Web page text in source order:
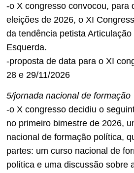
-o X congresso convocou, para
eleições de 2026, o XI
da tendência petista Articulação
Esquerda.
-proposta de data para o XI
28 e 29/11/2026
5/jornada nacional de formação
-o X congresso decidiu o
no primeiro bimestre de 2026,
nacional de formação política,
partes: um curso nacional de
política e uma discussão sobre